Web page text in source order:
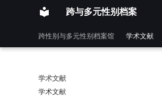
跨与多元性别档案
跨性别与多元性别档案馆 学术文献
学术文献
学术文献